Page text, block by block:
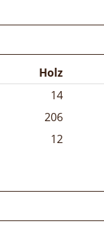
Holz
14
206
12